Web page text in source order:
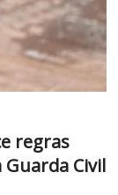
regras
Civil